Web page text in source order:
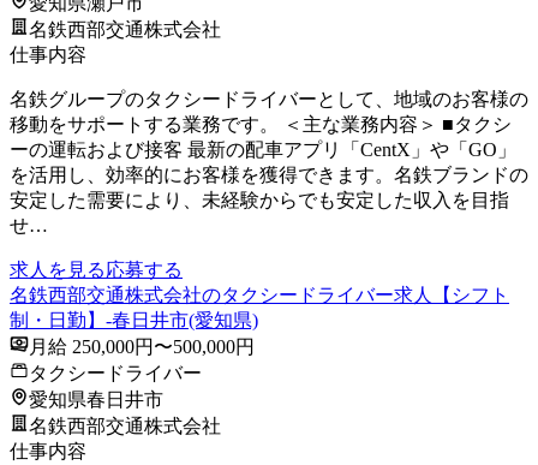
名鉄西部交通株式会社
仕事内容
名鉄グループのタクシードライバーとして、地域のお客様の
移動をサポートする業務です。 ＜主な業務内容＞ ■タクシ
ーの運転および接客 最新の配車アプリ「CentX」や「GO」
を活用し、効率的にお客様を獲得できます。名鉄ブランドの
安定した需要により、未経験からでも安定した収入を目指
せ…
求人を見る応募する
名鉄西部交通株式会社のタクシードライバー求人【シフト
制・日勤】-春日井市(愛知県)
月給 250,000円〜500,000円
タクシードライバー
愛知県春日井市
名鉄西部交通株式会社
仕事内容